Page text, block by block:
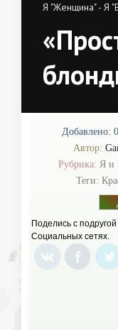
Я "Женщина" - Я
Добавлено:
Автор:
Рубрика: Я и
Теги:
Поделись с
Социальных сетях.